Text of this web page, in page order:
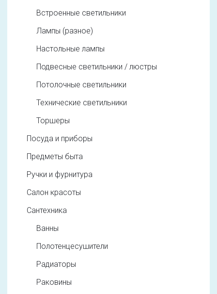
Встроенные светильники
Лампы (разное)
Настольные лампы
Подвесные светильники / люстры
Потолочные светильники
Технические светильники
Торшеры
Посуда и приборы
Предметы быта
Ручки и фурнитура
Салон красоты
Сантехника
Ванны
Полотенцесушители
Радиаторы
Раковины